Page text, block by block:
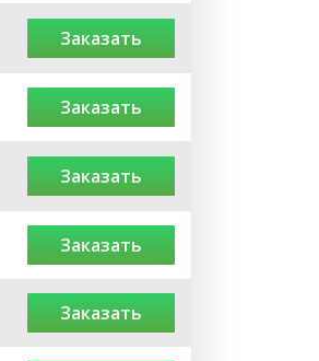
заказать
заказать
заказать
заказать
заказать